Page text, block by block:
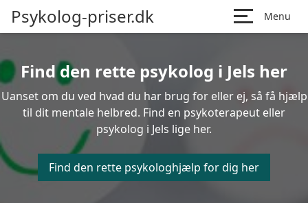
Psykolog-priser.dk Menu
Find den rette psykolog i Jels her
Uanset om du ved hvad du har brug for eller ej, så få hjælp
til dit mentale helbred. Find en psykoterapeut eller
psykolog i Jels lige her.
Find den rette psykologhjælp for dig her